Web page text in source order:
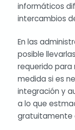
informáticos
intercambios
En las
posible
requerido para
medida si es
integración y
a lo que
gratuitamente